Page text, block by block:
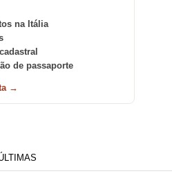
na Itália
de passaporte
→